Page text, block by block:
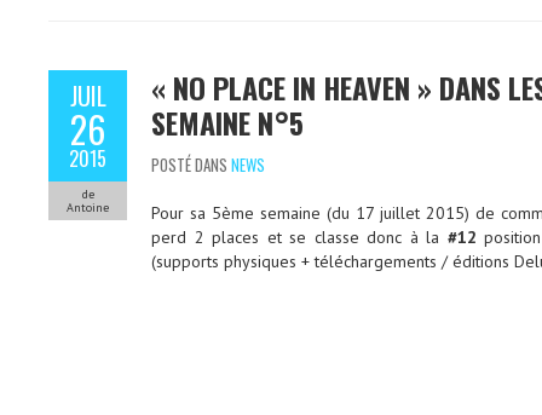
JUIL
26
2015
de
Antoine
« NO PLACE IN HEAVEN » DANS
SEMAINE N°5
POSTÉ DANS NEWS
Pour sa 5ème semaine (du 17 juillet 2015) de
perd 2 places et se classe donc à la #12
(supports physiques + téléchargements / éditions